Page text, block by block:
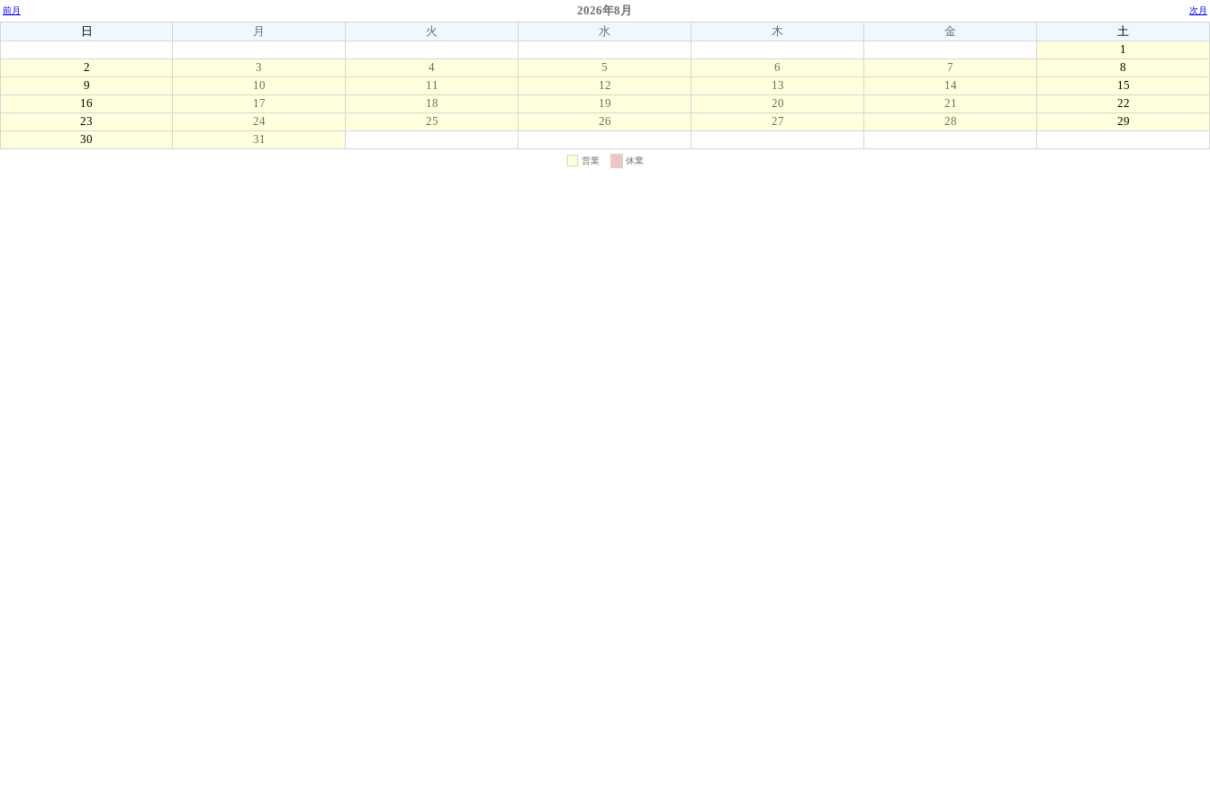
前月 2026年8月 次月
日 月 火 水 木 金
土
1
2
3 4 5 6 7
8
9
10 11 12 13 14
15
16
17 18 19 20 21
22
23
24 25 26 27 28
29
30
31
営業 休業